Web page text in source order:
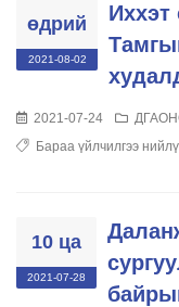
өдрий
2021-08-02
Иххэт
2021-07-24
Бараа үйлчилгээ
10 ца
2021-07-28